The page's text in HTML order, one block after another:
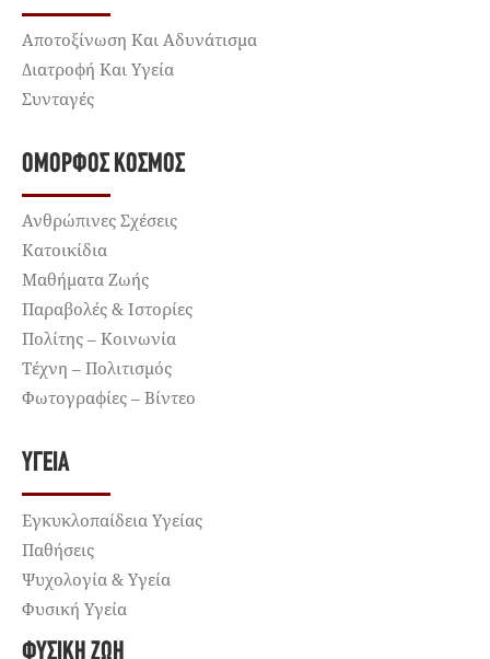
Αποτοξίνωση Και Αδυνάτισμα
Διατροφή Και Υγεία
Συνταγές
ΌΜΟΡΦΟΣ ΚΌΣΜΟΣ
Ανθρώπινες Σχέσεις
Κατοικίδια
Μαθήματα Ζωής
Παραβολές & Ιστορίες
Πολίτης – Κοινωνία
Τέχνη – Πολιτισμός
Φωτογραφίες – Βίντεο
ΥΓΕΊΑ
Εγκυκλοπαίδεια Υγείας
Παθήσεις
Ψυχολογία & Υγεία
Φυσική Υγεία
ΦΥΣΙΚΉ ΖΩΉ